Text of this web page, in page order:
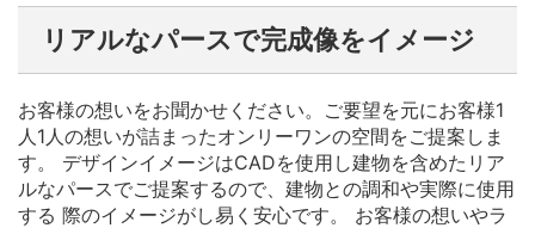
リアルなパースで完成像をイメージ
お客様の想いをお聞かせください。ご要望を元にお客様1
人1人の想いが詰まったオンリーワンの空間をご提案しま
す。 デザインイメージはCADを使用し建物を含めたリア
ルなパースでご提案するので、建物との調和や実際に使用
する 際のイメージがし易く安心です。 お客様の想いやラ